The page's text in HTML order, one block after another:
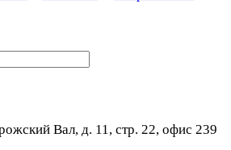
Вал, д. 11, стр. 22, офис 239